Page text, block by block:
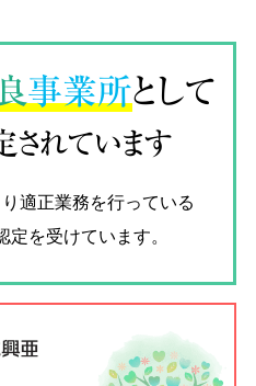
事業所として
されています
適正業務を行っている
を受けています。